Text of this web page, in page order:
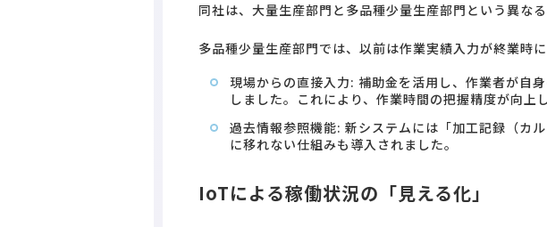
同社は、大量生産部門と多品種少量生産部門という異な
多品種少量生産部門では、以前は作業実績入力が終業時
現場からの直接入力: 補助金を活用し、作業者が自
しました。これにより、作業時間の把握精度が向上
過去情報参照機能: 新システムには「加工記録（カ
に移れない仕組みも導入されました。
IoTによる稼働状況の「見える化」